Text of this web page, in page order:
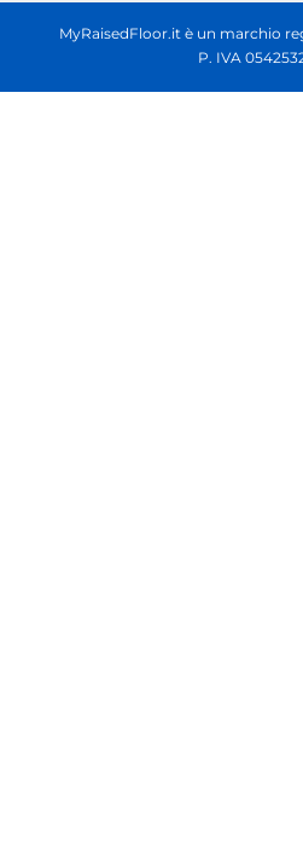
MyRaisedFloor.it è un marchio
P. IVA